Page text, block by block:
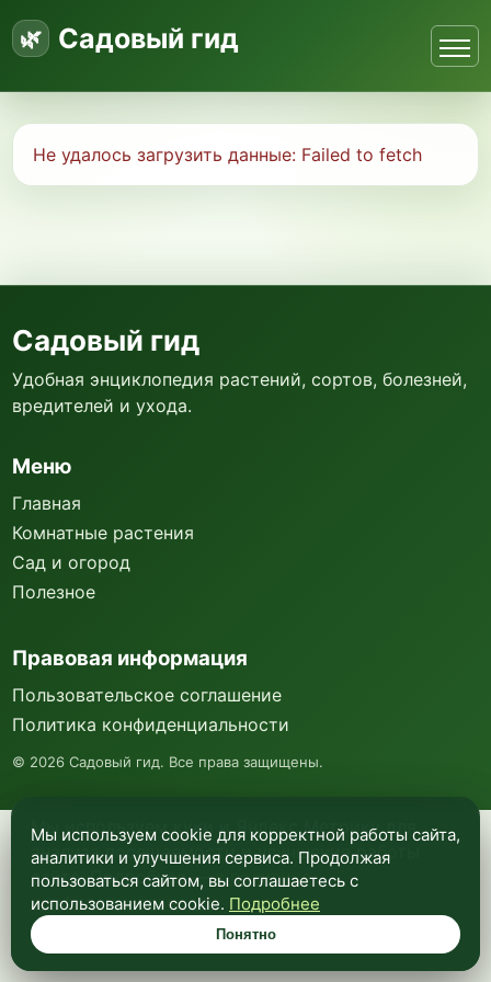
Садовый гид
Не удалось загрузить данные: Failed to fetch
Мы используем куки и Яндекс Метрику для
анализа посещаемости и улучшения работы
сайта. Подробнее —в политике
конфиденциальности.
Понятно
Садовый гид
Удобная энциклопедия растений, сортов, болезней,
вредителей и ухода.
Меню
Главная
Комнатные растения
Сад и огород
Полезное
Правовая информация
Пользовательское соглашение
Политика конфиденциальности
© 2026 Садовый гид. Все права защищены.
Мы используем cookie для корректной работы сайта,
аналитики и улучшения сервиса. Продолжая
пользоваться сайтом, вы соглашаетесь с
использованием cookie. Подробнее
Понятно